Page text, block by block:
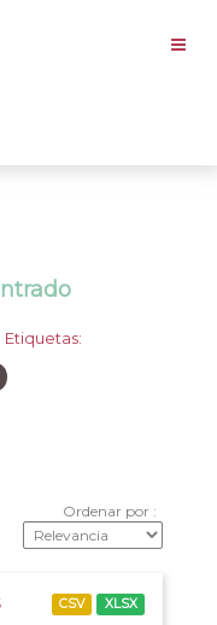
Etiquetas:
Ordenar por
CSV XLSX